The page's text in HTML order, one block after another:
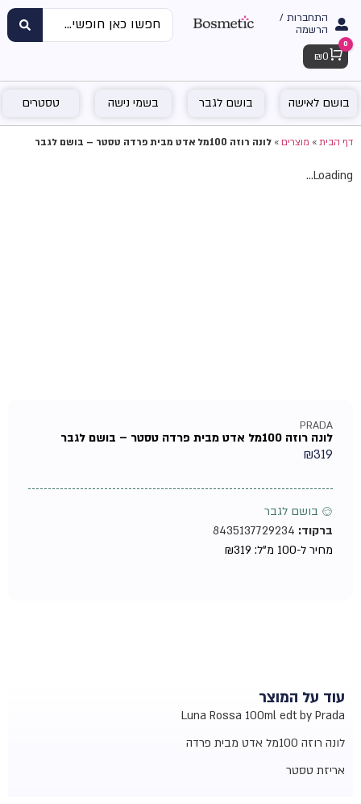
התחברות /
הרשמה
Cart
0
₪ 0
בושם לאישה בושם לגבר בשמי נישה טסטרים
דף הבית»מוצרים»לונה רוזה 100מל אדט מבית פרדה טסטר – בושם לגבר
Loading...
PRADA
לונה רוזה 100מל אדט מבית פרדה טסטר – בושם לגבר
₪319
♂ בושם לגבר
ברקוד:8435137729234
מחיר ל-100 מ"ל:
₪319
עוד על המוצר
Luna Rossa 100ml edt by Prada
לונה רוזה 100מל אדט מבית פרדה
אריזת טסטר